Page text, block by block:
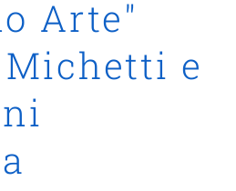
Arte"
Michetti e